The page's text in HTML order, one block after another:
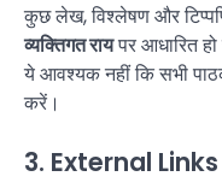
कुछ लेख, विश्लेषण और
व्यक्तिगत रायपर आधारित
ये आवश्यक नहीं कि सभी
करें।
3. External Links